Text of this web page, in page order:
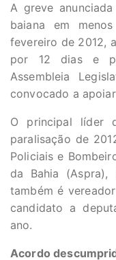
A greve
baiana em
fevereiro de 2012,
por 12 dias e
Assembleia
convocado a
O principal líder
paralisação de
Policiais e
da Bahia (Aspra),
também é
candidato a
ano.
Acordo